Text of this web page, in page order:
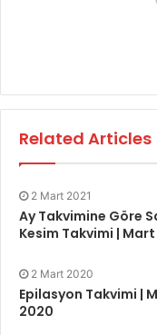
Related Articles
2 Mart 2021
Ay Takvimine Göre
Kesim Takvimi | Mart
2 Mart 2020
Epilasyon Takvimi |
2020